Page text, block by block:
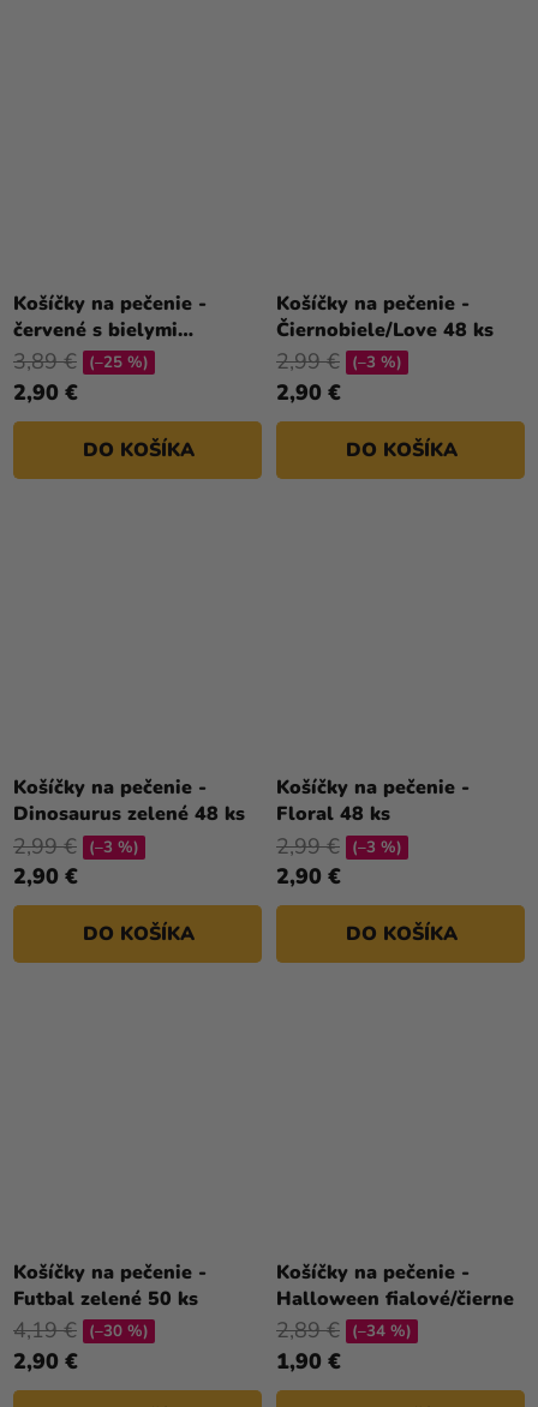
Košíčky na pečenie -
červené s bielymi
bodkami 50 ks
2,90 €
3,89 € (–25 %)
DO KOŠÍKA
Košíčky na pečenie -
Čiernobiele/Love 48 ks
2,90 €
2,99 € (–3 %)
DO KOŠÍKA
Košíčky na pečenie -
Dinosaurus zelené 48 ks
2,90 €
2,99 € (–3 %)
DO KOŠÍKA
Košíčky na pečenie -
Floral 48 ks
2,90 €
2,99 € (–3 %)
DO KOŠÍKA
Košíčky na pečenie -
Futbal zelené 50 ks
2,90 €
4,19 € (–30 %)
Košíčky na pečenie -
Halloween fialové/čierne
1,90 €
2,89 € (–34 %)